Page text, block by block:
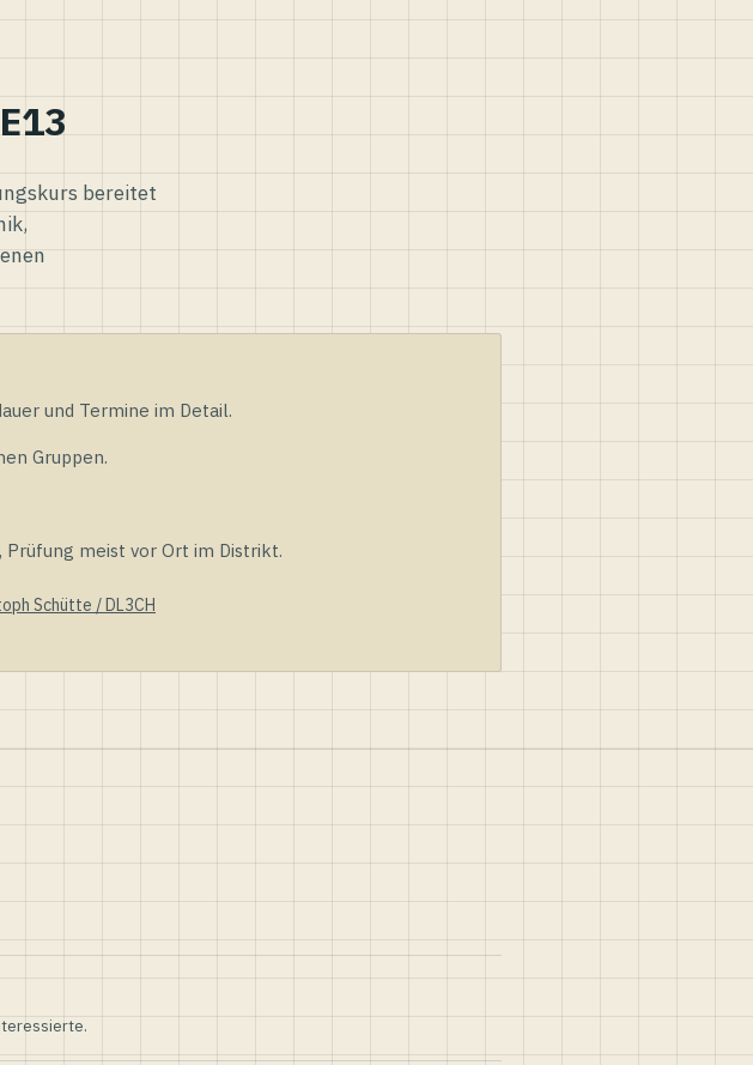
bereitet
und Termine im Detail.
Gruppen.
meist vor Ort im Distrikt.
Schütte / DL3CH